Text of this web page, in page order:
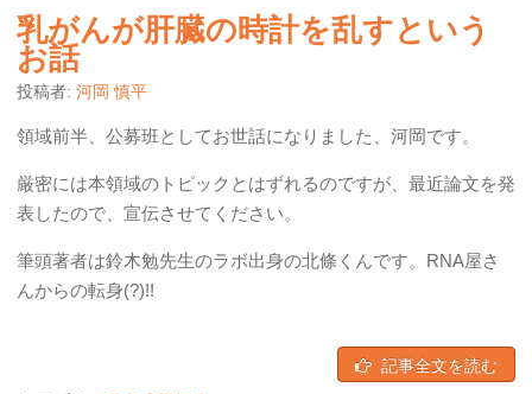
乳がんが肝臓の時計を乱すという
お話
投稿者: 河岡 慎平
領域前半、公募班としてお世話になりました、河岡です。
厳密には本領域のトピックとはずれるのですが、最近論文を発
表したので、宣伝させてください。
筆頭著者は鈴木勉先生のラボ出身の北條くんです。RNA屋さ
んからの転身(?)!!
記事全文を読む